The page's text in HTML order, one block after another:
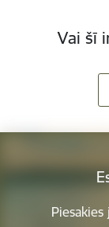
Vai šī
Piesakies